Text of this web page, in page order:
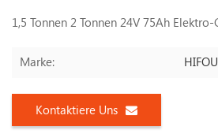
1,5 Tonnen 2 Tonnen 24V 75Ah
Marke:
Kontaktiere Uns